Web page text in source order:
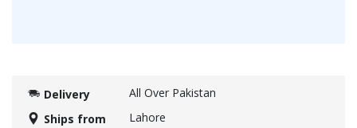
Delivery
All Over Pakistan
Ships from
Lahore